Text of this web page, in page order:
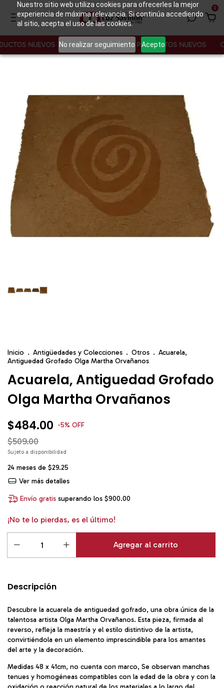
Nuestro sitio web utiliza cookies para ofrecerles la mejor
experiencia de máxima relevancia. Si continúa accediendo
al sitio, acepta el uso de las cookies.
No realizar seguimiento Acepto
0
NUEVOS CONOCE NUESTROS PRODUCTOS NUEVOS
Inicio . Antigüedades y Colecciones . Otros . Acuarela,
Antiguedad Grofado Olga Martha Orvañanos
Acuarela, Antiguedad Grofado
Olga Martha Orvañanos
$484.00 -5% OFF
$509.00
24 meses de $29.25
Ver más detalles
Envío gratis superando los$900.00
¡No te lo pierdas, es el último!
Descripción
Descubre la acuarela de antiguedad gofrado, una obra única de la
talentosa artista Olga Martha Orvañanos. Esta pieza, firmada al
reverso, refleja la maestría y el estilo distintivo de la artista,
convirtiéndola en un elemento imprescindible para los amantes
del arte y la decoración.
Medidas 48 x 41cm, no cuenta con marco, Se observan manchas
tenues y homogéneas compatibles con la edad de la obra y con la